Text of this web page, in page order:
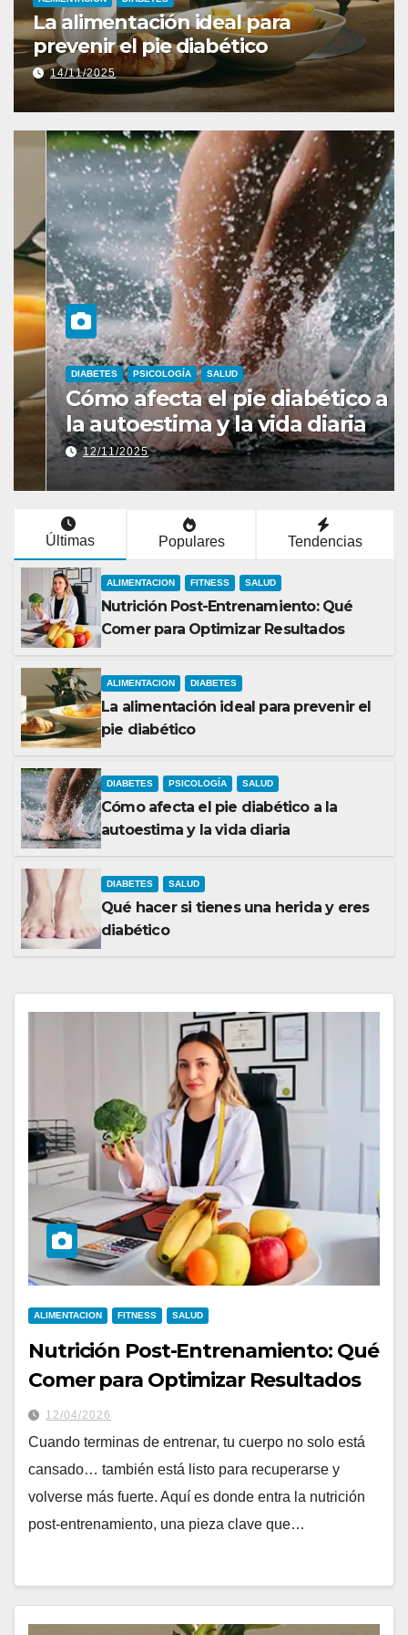
La alimentación ideal para
prevenir el pie diabético
14/11/2025
DIABETES PSICOLOGÍA SALUD
Cómo afecta el pie diabético a
la autoestima y la vida diaria
12/11/2025
Últimas Populares Tendencias
ALIMENTACION FITNESS SALUD
Nutrición Post-Entrenamiento: Qué
Comer para Optimizar Resultados
ALIMENTACION DIABETES
La alimentación ideal para prevenir el
pie diabético
DIABETES PSICOLOGÍA SALUD
Cómo afecta el pie diabético a la
autoestima y la vida diaria
DIABETES SALUD
Qué hacer si tienes una herida y eres
diabético
ALIMENTACION FITNESS SALUD
Nutrición Post-Entrenamiento: Qué
Comer para Optimizar Resultados
12/04/2026
Cuando terminas de entrenar, tu cuerpo no solo está
cansado… también está listo para recuperarse y
volverse más fuerte. Aquí es donde entra la nutrición
post-entrenamiento, una pieza clave que…